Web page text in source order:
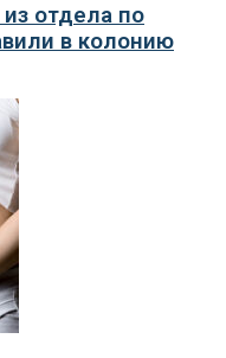
отдела по
в колонию